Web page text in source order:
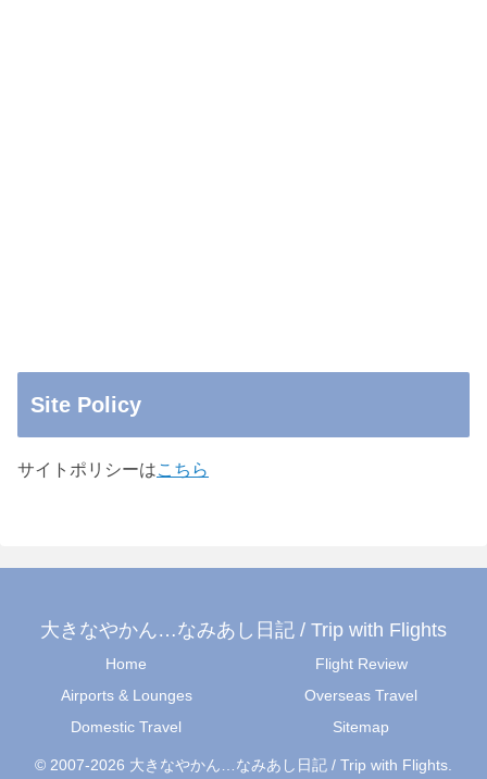
Site Policy
サイトポリシーはこちら
大きなやかん…なみあし日記 / Trip with Flights
Home
Flight Review
Airports & Lounges
Overseas Travel
Domestic Travel
Sitemap
© 2007-2026 大きなやかん…なみあし日記 / Trip with Flights.